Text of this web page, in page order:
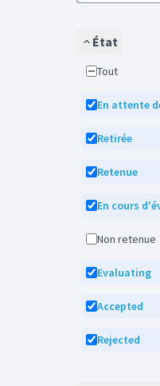
État
Tout
En attente
Retirée
Retenue
En cours
Non retenue
Evaluating
Accepted
Rejected